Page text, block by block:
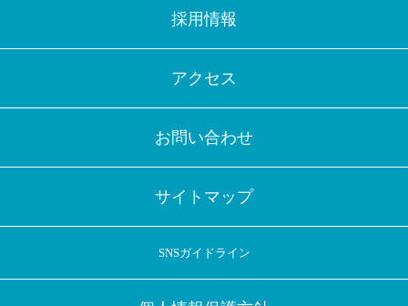
採用情報
アクセス
お問い合わせ
サイトマップ
SNSガイドライン